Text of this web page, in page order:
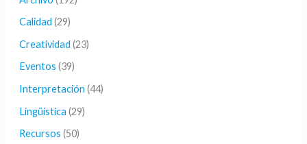
p
o
r
:
Calidad (29)
Creatividad (23)
Eventos (39)
Interpretación (44)
Lingüística (29)
Recursos (50)